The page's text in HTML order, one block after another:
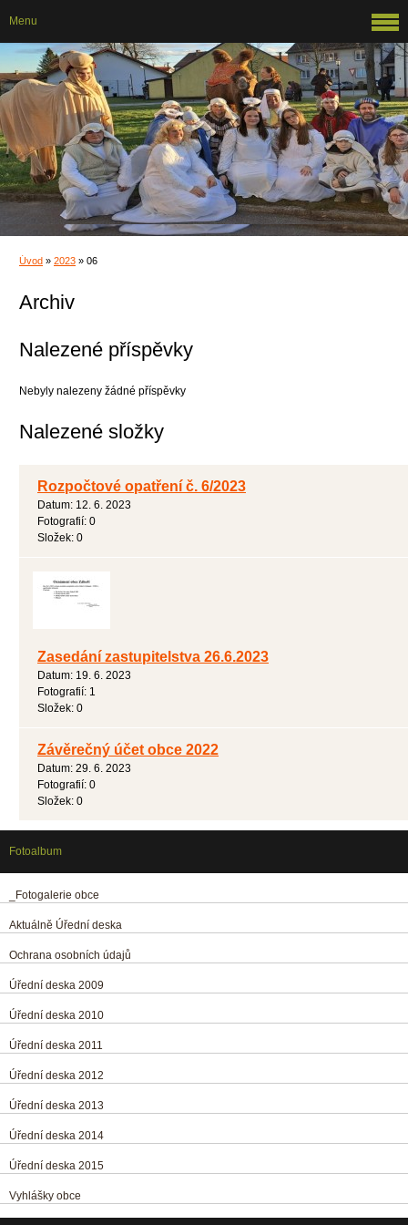
Úvod » 2023 » 06
Archiv
Nalezené příspěvky
Nebyly nalezeny žádné příspěvky
Nalezené složky
Rozpočtové opatření č. 6/2023
Datum: 12. 6. 2023
Fotografií: 0
Složek: 0
Zasedání zastupitelstva 26.6.2023
Datum: 19. 6. 2023
Fotografií: 1
Složek: 0
Závěrečný účet obce 2022
Datum: 29. 6. 2023
Fotografií: 0
Složek: 0
Menu
Fotoalbum
_Fotogalerie obce
Aktuálně Úřední deska
Ochrana osobních údajů
Úřední deska 2009
Úřední deska 2010
Úřední deska 2011
Úřední deska 2012
Úřední deska 2013
Úřední deska 2014
Úřední deska 2015
Vyhlášky obce